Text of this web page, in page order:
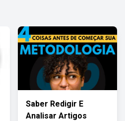
Saber Redigir E
Analisar Artigos